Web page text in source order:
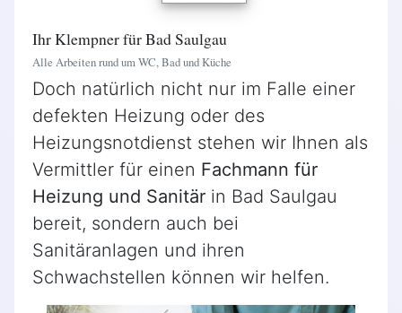
Ihr Klempner für Bad Saulgau
Alle Arbeiten rund um WC, Bad und Küche
Doch natürlich nicht nur im Falle einer
defekten Heizung oder des
Heizungsnotdienst stehen wir Ihnen als
Vermittler für einen Fachmann für
Heizung und Sanitär in Bad Saulgau
bereit, sondern auch bei
Sanitäranlagen und ihren
Schwachstellen können wir helfen.